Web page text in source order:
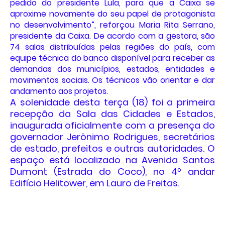
pedido do presidente Lula, para que a Caixa se
aproxime novamente do seu papel de protagonista
no desenvolvimento”, reforçou Maria Rita Serrano,
presidente da Caixa. De acordo com a gestora, são
74 salas distribuídas pelas regiões do país, com
equipe técnica do banco disponível para receber as
demandas dos municípios, estados, entidades e
movimentos sociais. Os técnicos vão orientar e dar
andamento aos projetos.
A solenidade desta terça (18) foi a primeira
recepção da Sala das Cidades e Estados,
inaugurada oficialmente com a presença do
governador Jerônimo Rodrigues, secretários
de estado, prefeitos e outras autoridades. O
espaço está localizado na Avenida Santos
Dumont (Estrada do Coco), no 4º andar
Edifício Helitower, em Lauro de Freitas.